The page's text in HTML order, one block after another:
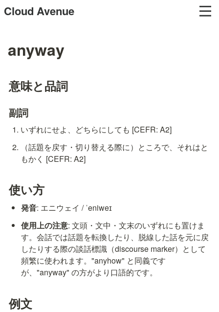
Cloud Avenue
anyway
意味と品詞
副詞
いずれにせよ、どちらにしても [CEFR: A2]
（話題を戻す・切り替える際に）ところで、それはと
もかく [CEFR: A2]
使い方
発音: エニウェイ / ˈeniweɪ
使用上の注意: 文頭・文中・文末のいずれにも置けま
す。会話では話題を転換したり、脱線した話を元に戻
したりする際の談話標識（discourse marker）として
頻繁に使われます。"anyhow" と同義です
が、"anyway" の方がより口語的です。
例文